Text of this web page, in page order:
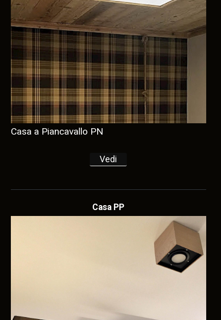
Casa a Piancavallo PN
Vedi
Casa PP